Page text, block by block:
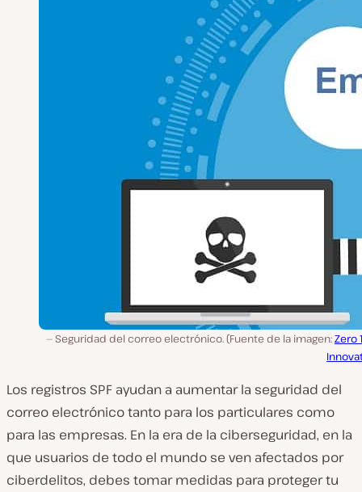
Seguridad del correo electrónico. (Fuente de la imagen:Zero
Los registros SPF ayudan a aumentar la seguridad del
correo electrónico tanto para los particulares como
para las empresas. En la era de la ciberseguridad, en la
que usuarios de todo el mundo se ven afectados por
ciberdelitos, debes tomar medidas para proteger tu